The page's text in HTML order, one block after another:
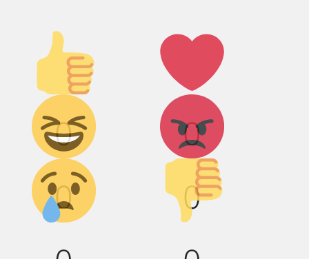
Палец
вверх!
0
Лайк!
0
Дикий
смех!
0
Агрессия!
0
Грусть :(
Палец
вниз!